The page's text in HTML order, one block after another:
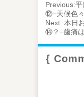
Previous:平
⑫−天候色々
Next: 本日
⑭？−歯痛は
{